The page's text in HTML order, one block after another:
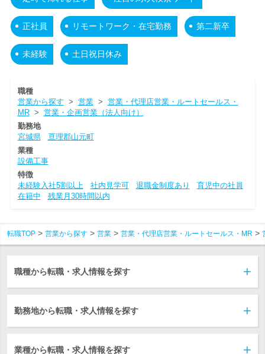
正社員 リモートワーク・在宅勤務 第二新卒
未経験 土日祝日休み
職種
営業から探す > 営業> 営業・代理店営業・ルートセールス・
MR> 営業・企画営業（法人向け）
勤務地
宮城県
亘理郡山元町
業種
設備工事
特徴
未経験入社5割以上
社内見学可 退職金制度あり
育児中の社員
在籍中
残業月30時間以内
転職TOP 営業から探す 営業 営業・代理店営業・ルートセールス・MR
職種から転職・求人情報を探す
勤務地から転職・求人情報を探す
業種から転職・求人情報を探す